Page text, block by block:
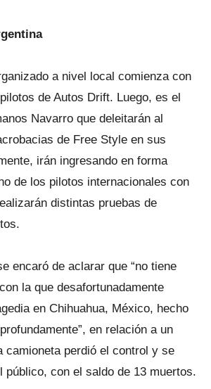
a nivel local comienza con
de Autos Drift. Luego, es el
Navarro que deleitarán al
de Free Style en sus
irán ingresando en forma
de los pilotos internacionales con
distintas pruebas de
encaró de aclarar que “no tiene
la que desafortunadamente
en Chihuahua, México, hecho
en relación a un
camioneta perdió el control y se
público, con el saldo de 13 muertos.